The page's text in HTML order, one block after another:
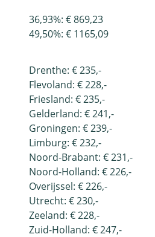
36,93%: € 869,23
49,50%: € 1165,09
Drenthe: € 235,-
Flevoland: € 228,-
Friesland: € 235,-
Gelderland: € 241,-
Groningen: € 239,-
Limburg: € 232,-
Noord-Brabant: € 231,-
Noord-Holland: € 226,-
Overijssel: € 226,-
Utrecht: € 230,-
Zeeland: € 228,-
Zuid-Holland: € 247,-